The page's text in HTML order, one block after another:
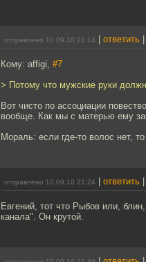
отправлено 10.09.10 21:14 ответить
Кому: affigi, #7
> Потому что мужские руки
Вот чисто по ассоциации
вообще. Как мы с матерью ему
Мораль: если где-то волос нет,
отправлено 10.09.10 21:24 ответить
Евгений, тот что Рыбов или,
канала". Он крутой.